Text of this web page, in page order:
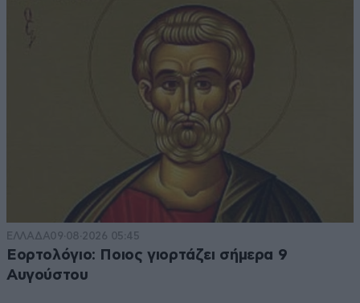
ΕΛΛΑΔΑ09·08·2026 05:45
Εορτολόγιο: Ποιος γιορτάζει σήμερα 9
Αυγούστου